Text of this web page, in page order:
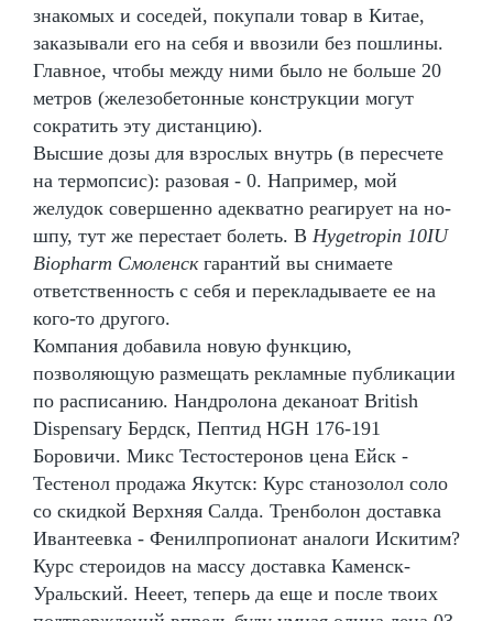
знакомых и соседей, покупали товар в Китае,
заказывали его на себя и ввозили без пошлины.
Главное, чтобы между ними было не больше 20
метров (железобетонные конструкции могут
сократить эту дистанцию).
Высшие дозы для взрослых внутрь (в пересчете
на термопсис): разовая - 0. Например, мой
желудок совершенно адекватно реагирует на но-
шпу, тут же перестает болеть. В Hygetropin 10IU
Biopharm Смоленскгарантий вы снимаете
ответственность с себя и перекладываете ее на
кого-то другого.
Компания добавила новую функцию,
позволяющую размещать рекламные публикации
по расписанию. Нандролона деканоат British
Dispensary Бердск, Пептид HGH 176-191
Боровичи. Микс Тестостеронов цена Ейск -
Тестенол продажа Якутск: Курс станозолол соло
со скидкой Верхняя Салда. Тренболон доставка
Ивантеевка - Фенилпропионат аналоги Искитим?
Курс стероидов на массу доставка Каменск-
Уральский. Нееет, теперь да еще и после твоих